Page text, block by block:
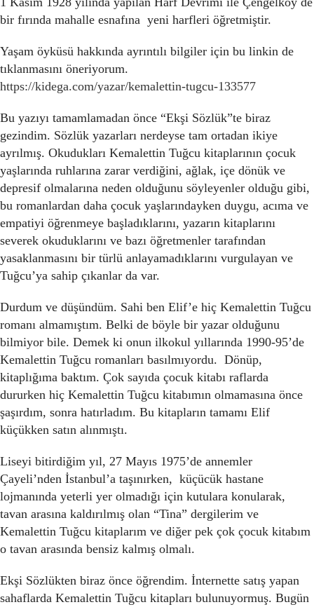
bir fırında mahalle esnafına yeni harfleri öğretmiştir.
Yaşam öyküsü hakkında ayrıntılı bilgiler için bu linkin de
tıklanmasını öneriyorum.
https://kidega.com/yazar/kemalettin-tugcu-133577
Bu yazıyı tamamlamadan önce “Ekşi Sözlük”te biraz
gezindim. Sözlük yazarları nerdeyse tam ortadan ikiye
ayrılmış. Okudukları Kemalettin Tuğcu kitaplarının çocuk
yaşlarında ruhlarına zarar verdiğini, ağlak, içe dönük ve
depresif olmalarına neden olduğunu söyleyenler olduğu gibi,
bu romanlardan daha çocuk yaşlarındayken duygu, acıma ve
empatiyi öğrenmeye başladıklarını, yazarın kitaplarını
severek okuduklarını ve bazı öğretmenler tarafından
yasaklanmasını bir türlü anlayamadıklarını vurgulayan ve
Tuğcu’ya sahip çıkanlar da var.
Durdum ve düşündüm. Sahi ben Elif’e hiç Kemalettin Tuğcu
romanı almamıştım. Belki de böyle bir yazar olduğunu
bilmiyor bile. Demek ki onun ilkokul yıllarında 1990-95’de
Kemalettin Tuğcu romanları basılmıyordu. Dönüp,
kitaplığıma baktım. Çok sayıda çocuk kitabı raflarda
dururken hiç Kemalettin Tuğcu kitabımın olmamasına önce
şaşırdım, sonra hatırladım. Bu kitapların tamamı Elif
küçükken satın alınmıştı.
Liseyi bitirdiğim yıl, 27 Mayıs 1975’de annemler
Çayeli’nden İstanbul’a taşınırken, küçücük hastane
lojmanında yeterli yer olmadığı için kutulara konularak,
tavan arasına kaldırılmış olan “Tina” dergilerim ve
Kemalettin Tuğcu kitaplarım ve diğer pek çok çocuk kitabım
o tavan arasında bensiz kalmış olmalı.
Ekşi Sözlükten biraz önce öğrendim. İnternette satış yapan
sahaflarda Kemalettin Tuğcu kitapları bulunuyormuş. Bugün